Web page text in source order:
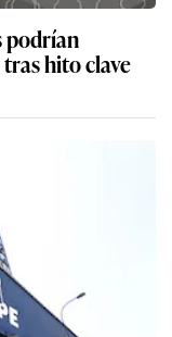
podrían
hito clave